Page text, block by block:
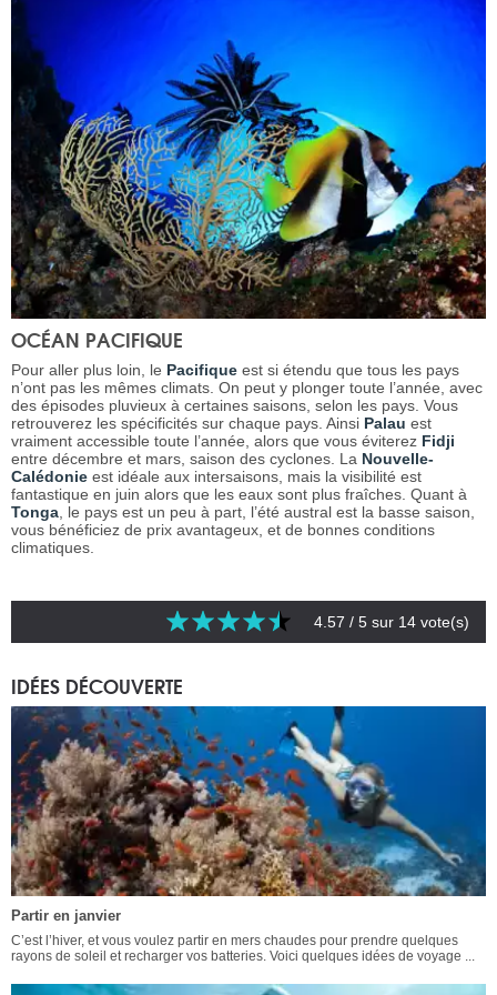
OCÉAN PACIFIQUE
Pour aller plus loin, le Pacifique est si étendu que tous les pays
n’ont pas les mêmes climats. On peut y plonger toute l’année, avec
des épisodes pluvieux à certaines saisons, selon les pays. Vous
retrouverez les spécificités sur chaque pays. Ainsi Palau est
vraiment accessible toute l’année, alors que vous éviterez Fidji
entre décembre et mars, saison des cyclones. La Nouvelle-
Calédonie est idéale aux intersaisons, mais la visibilité est
fantastique en juin alors que les eaux sont plus fraîches. Quant à
Tonga , le pays est un peu à part, l’été austral est la basse saison,
vous bénéficiez de prix avantageux, et de bonnes conditions
climatiques.
4.57 / 5 sur 14 vote(s)
IDÉES DÉCOUVERTE
Partir en janvier
C’est l’hiver, et vous voulez partir en mers chaudes pour prendre quelques
rayons de soleil et recharger vos batteries. Voici quelques idées de voyage ...